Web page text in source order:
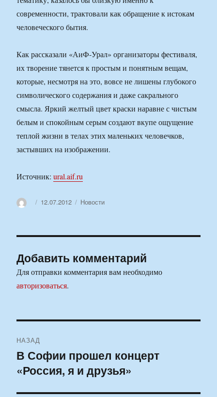
современности, трактовали как обращение к истокам
человеческого бытия.
Как рассказали «АиФ-Урал» организаторы фестиваля,
их творение тянется к простым и понятным вещам,
которые, несмотря на это, вовсе не лишены глубокого
символического содержания и даже сакрального
смысла. Яркий желтый цвет краски наравне с чистым
белым и спокойным серым создают вкупе ощущение
теплой жизни в телах этих маленьких человечков,
застывших на изображении.
Источник:ural.aif.ru
АвторОпубликовано
12.07.2012 Рубрики
Новости
Добавить комментарий
Для отправки комментария вам необходимо
авторизоваться.
по
записям
НАЗАД
Предыдущая
запись:
В Софии прошел концерт
«Россия, я и друзья»